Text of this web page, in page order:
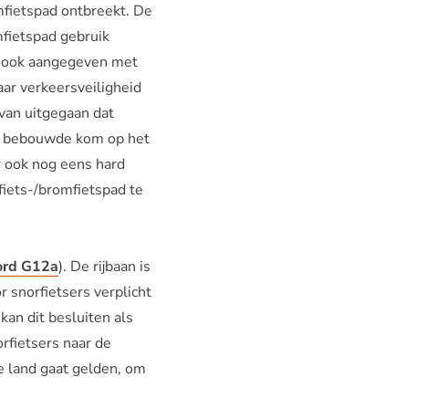
ontbreekt. De
gebruik
aangegeven met
verkeersveiligheid
uitgegaan dat
kom op het
nog eens hard
bromfietspad te
G12a). De rijbaan is
snorfietsers verplicht
dit besluiten als
naar de
gaat gelden, om